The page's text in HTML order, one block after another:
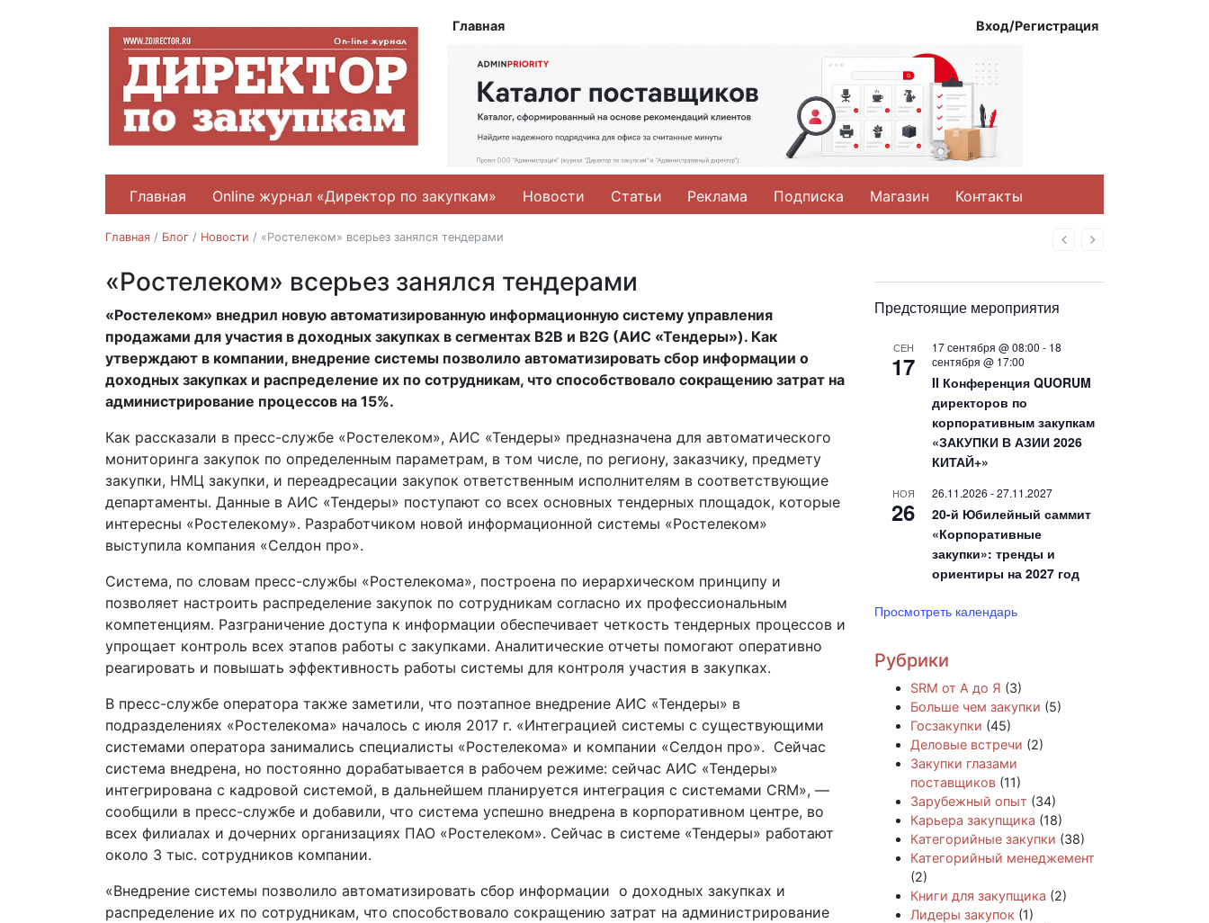
Главная Вход/Регистрация
Главная Online журнал «Директор по закупкам» Новости Статьи Реклама Подписка Магазин Контакты
НазадВперед
Главная / Блог / Новости / «Ростелеком» всерьез занялся тендерами
Новости
«Ростелеком» всерьез занялся тендерами
11.05.2018
«Ростелеком» внедрил новую автоматизированную информационную систему управления
продажами для участия в доходных закупках в сегментах B2B и B2G (АИС «Тендеры»). Как
утверждают в компании, внедрение системы позволило автоматизировать сбор информации о
доходных закупках и распределение их по сотрудникам, что способствовало сокращению затрат на
администрирование процессов на 15%.
Как рассказали в пресс-службе «Ростелеком», АИС «Тендеры» предназначена для автоматического
мониторинга закупок по определенным параметрам, в том числе, по региону, заказчику, предмету
закупки, НМЦ закупки, и переадресации закупок ответственным исполнителям в соответствующие
департаменты. Данные в АИС «Тендеры» поступают со всех основных тендерных площадок, которые
интересны «Ростелекому». Разработчиком новой информационной системы «Ростелеком»
выступила компания «Селдон про».
Система, по словам пресс-службы «Ростелекома», построена по иерархическом принципу и
позволяет настроить распределение закупок по сотрудникам согласно их профессиональным
компетенциям. Разграничение доступа к информации обеспечивает четкость тендерных процессов и
упрощает контроль всех этапов работы с закупками. Аналитические отчеты помогают оперативно
реагировать и повышать эффективность работы системы для контроля участия в закупках.
В пресс-службе оператора также заметили, что поэтапное внедрение АИС «Тендеры» в
подразделениях «Ростелекома» началось с июля 2017 г. «Интеграцией системы с существующими
системами оператора занимались специалисты «Ростелекома» и компании «Селдон про». Сейчас
система внедрена, но постоянно дорабатывается в рабочем режиме: сейчас АИС «Тендеры»
интегрирована с кадровой системой, в дальнейшем планируется интеграция с системами CRM», —
сообщили в пресс-службе и добавили, что система успешно внедрена в корпоративном центре, во
всех филиалах и дочерних организациях ПАО «Ростелеком». Сейчас в системе «Тендеры» работают
около 3 тыс. сотрудников компании.
«Внедрение системы позволило автоматизировать сбор информации о доходных закупках и
распределение их по сотрудникам, что способствовало сокращению затрат на администрирование
Предстоящие мероприятия
СЕН
17
17 сентября @ 08:00 - 18
сентября @ 17:00
II Конференция QUORUM
директоров по
корпоративным закупкам
«ЗАКУПКИ В АЗИИ 2026
КИТАЙ+»
НОЯ
26
26.11.2026 -27.11.2027
20-й Юбилейный саммит
«Корпоративные
закупки»: тренды и
ориентиры на 2027 год
Просмотреть календарь
Рубрики
SRM от А до Я (3)
Больше чем закупки (5)
Госзакупки (45)
Деловые встречи (2)
Закупки глазами
поставщиков (11)
Зарубежный опыт (34)
Карьера закупщика (18)
Категорийные закупки (38)
Категорийный менеджемент
(2)
Книги для закупщика (2)
Лидеры закупок (1)